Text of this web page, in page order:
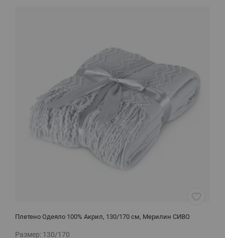
Плетено Одеяло 100% Акрил, 130/170 см, Мерилин СИВО
Размер: 130/170